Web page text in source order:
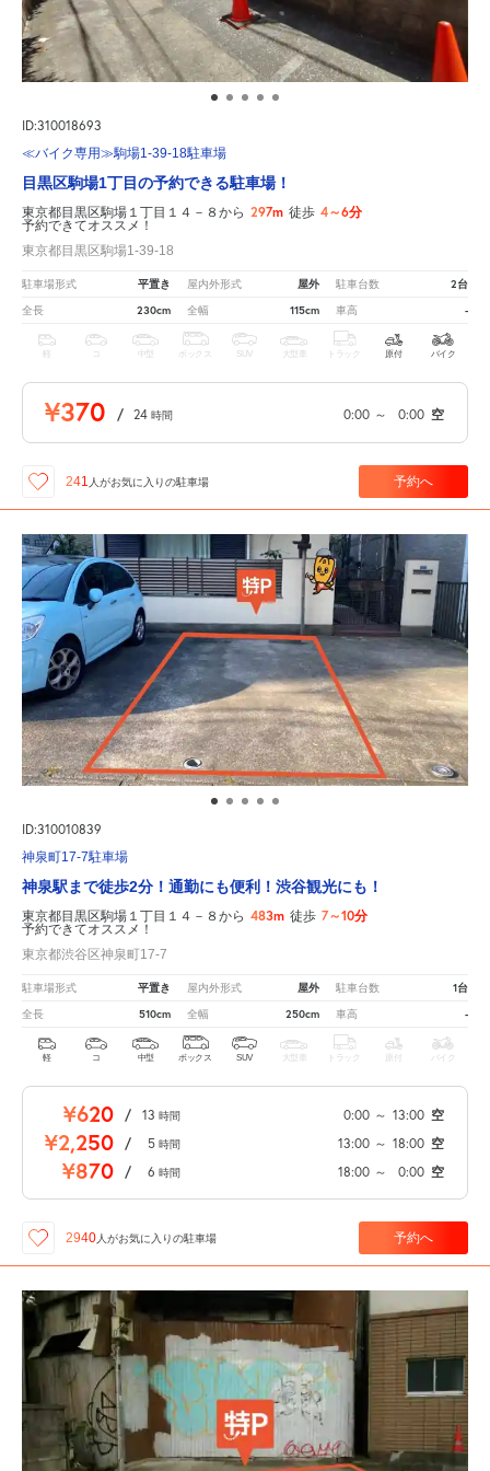
ID:310018693
≪バイク専用≫駒場1-39-18駐車場
目黒区駒場1丁目の予約できる駐車場！
東京都目黒区駒場１丁目１４－８から 297m 徒歩 4～6分
予約できてオススメ！
東京都目黒区駒場1-39-18
駐車場形式 平置き 屋内外形式 屋外 駐車台数 2台
全長 230cm 全幅 115cm 車高 -
軽 中型 ボックス SUV 大型車 トラック 原付 バイク
¥370 / 24 時間 0:00 ～ 0:00 空
241 人がお気に入りの駐車場 予約へ
ID:310010839
神泉町17-7駐車場
神泉駅まで徒歩2分！通勤にも便利！渋谷観光にも！
東京都目黒区駒場１丁目１４－８から 483m 徒歩 7～10分
予約できてオススメ！
東京都渋谷区神泉町17-7
駐車場形式 平置き 屋内外形式 屋外 駐車台数 1台
全長 510cm 全幅 250cm 車高 -
軽 コ 中型 ボックス SUV 大型車 トラック 原付 バイク
¥620 / 13 時間 0:00 ～ 13:00 空
¥2,250 / 5 時間 13:00 ～ 18:00 空
¥870 / 6 時間 18:00 ～ 0:00 空
2940人がお気に入りの駐車場 予約へ